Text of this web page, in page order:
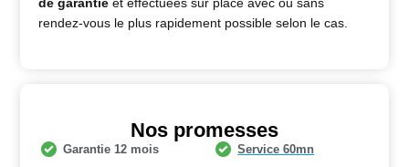
rendez-vous le plus rapidement possible selon le cas.
Nos promesses
Garantie 12 mois Service 60mn